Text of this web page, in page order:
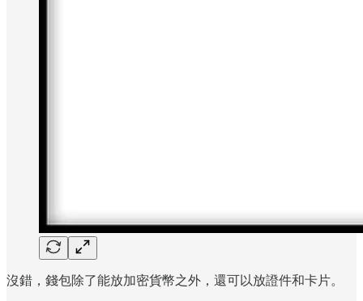
沒錯，錢包除了能放加密貨幣之外，還可以放證件和卡片。